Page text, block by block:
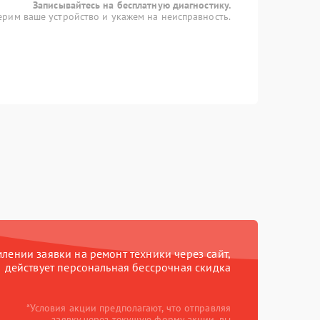
Записывайтесь на бесплатную диагностику.
ваше устройство и укажем на неисправность.
заявки на ремонт техники через сайт,
действует персональная бессрочная скидка
*Условия акции предполагают, что отправляя